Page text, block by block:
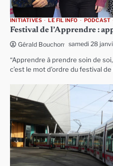
INITIATIVES LE FIL INFO PODCAST
Festival de l’Apprendre :
Gérald Bouchon samedi 28
“Apprendre à prendre soin de
c’est le mot d’ordre du festival